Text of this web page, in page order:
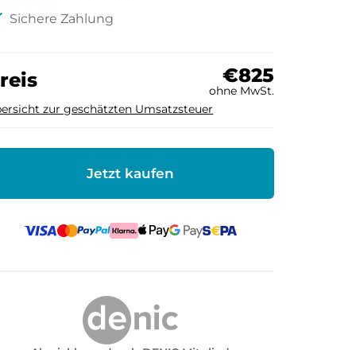
Sichere Zahlung
€825
ohne MwSt.
zur geschätzten Umsatzsteuer
Jetzt kaufen